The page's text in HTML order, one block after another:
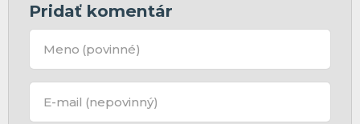
Pridať komentár
Meno (povinné)
E-mail (nepovinný)